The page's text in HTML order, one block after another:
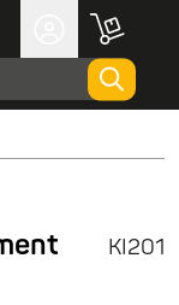
KI201